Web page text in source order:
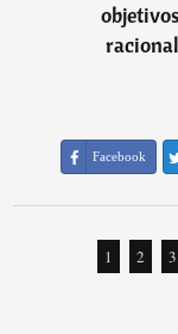
Facebook
1 2 3